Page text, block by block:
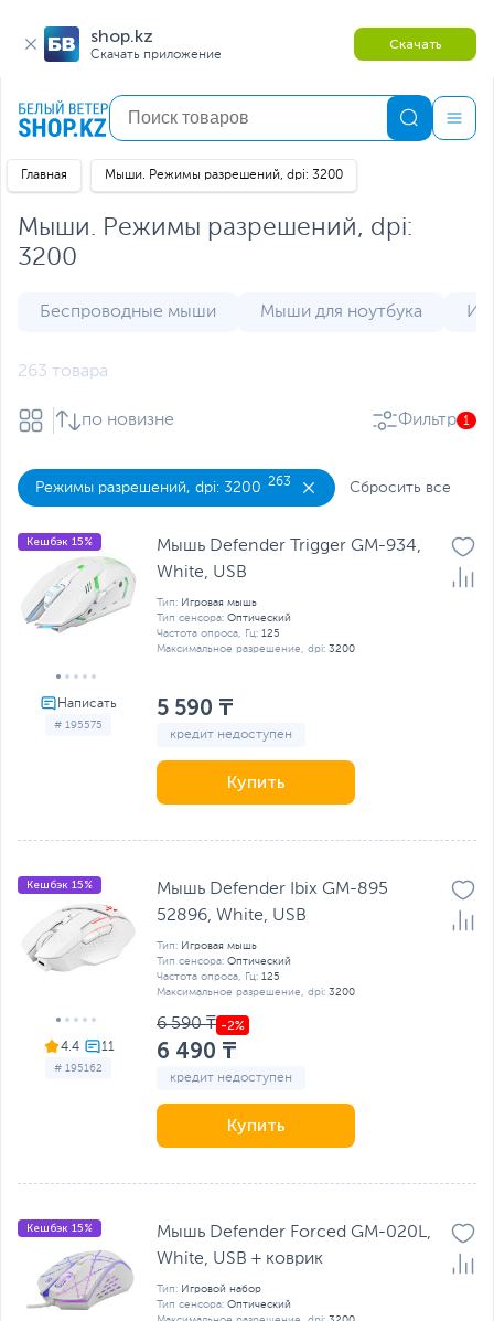
shop.kz
Скачать приложение
Скачать
Главная Мыши. Режимы разрешений, dpi: 3200
Мыши. Режимы разрешений, dpi:
3200
Беспроводные мыши Мыши для ноутбука
263 товара
по новизне Фильтр 1
Режимы разрешений, dpi: 3200 263 Сбросить все
# 195575
Кешбэк 15%
Мышь Defender Trigger GM-934,
White, USB
Тип: Игровая мышь
Тип сенсора: Оптический
Частота опроса, Гц: 125
Максимальное разрешение, dpi: 3200
5 590 ₸
кредит недоступен
Купить
4.4
# 195162
Кешбэк 15%
Мышь Defender Ibix GM-895
52896, White, USB
Тип: Игровая мышь
Тип сенсора: Оптический
Частота опроса, Гц: 125
Максимальное разрешение, dpi: 3200
6 590 ₸
6 490 ₸
кредит недоступен
Купить
Кешбэк 15%
Мышь Defender Forced GM-020L,
White, USB + коврик
Тип: Игровой набор
Тип сенсора: Оптический